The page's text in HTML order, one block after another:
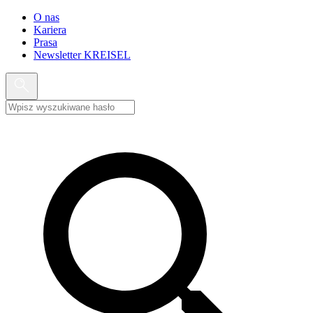
O nas
Kariera
Prasa
Newsletter KREISEL